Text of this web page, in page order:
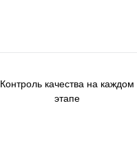
Контроль качества на каждом
этапе